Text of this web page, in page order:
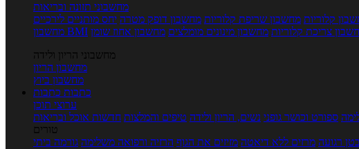
מחשבוני תזונה ובריאות
קלוריות מחשבון שריפת קלוריות מחשבון דופק מטרה יחס מותניים לירכיים
מחשבון BMI
צריכת קלוריות מחשבון מינונים מומלצים מחשבון אחוז שומן
מחשבוני הריון ולידה
מחשבון הריון
מחשבון ביוץ
כתבות כתבות
ערוצי תוכן
ספורט וכושר גופני נשים, הריון ולידה טיפים והמלצות חדשות אוכל ובריאות
טורים
רגועה מרזים ללא דיאטה מזיזים את הגוף הרזיה ורפואה משלימה גורמה ביתי